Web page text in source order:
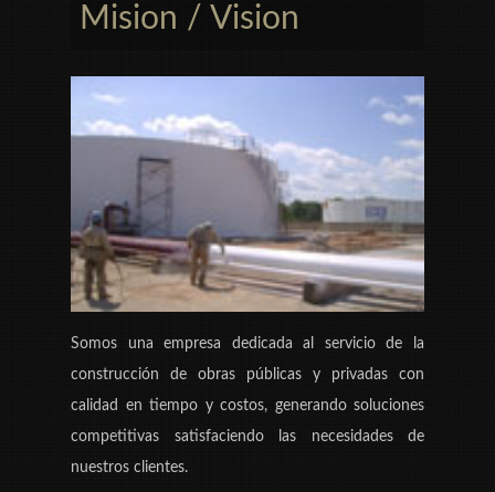
Mision / Vision
Somos una empresa dedicada al servicio de la
construcción de obras públicas y privadas con
calidad en tiempo y costos, generando soluciones
competitivas satisfaciendo las necesidades de
nuestros clientes.